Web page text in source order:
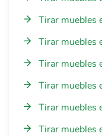
Tirar muebles
Tirar muebles
Tirar muebles
Tirar muebles
Tirar muebles
Tirar muebles